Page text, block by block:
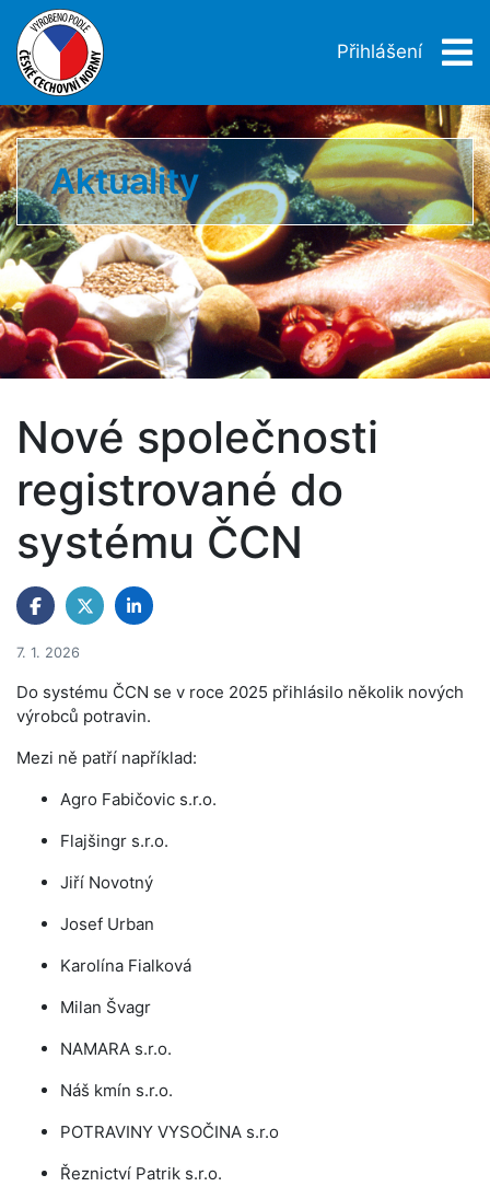
Přihlášení
Aktuality
Nové společnosti
registrované do
systému ČCN
7. 1. 2026
Do systému ČCN se v roce 2025 přihlásilo několik nových
výrobců potravin.
Mezi ně patří například:
Agro Fabičovic s.r.o.
Flajšingr s.r.o.
Jiří Novotný
Josef Urban
Karolína Fialková
Milan Švagr
NAMARA s.r.o.
Náš kmín s.r.o.
POTRAVINY VYSOČINA s.r.o
Řeznictví Patrik s.r.o.